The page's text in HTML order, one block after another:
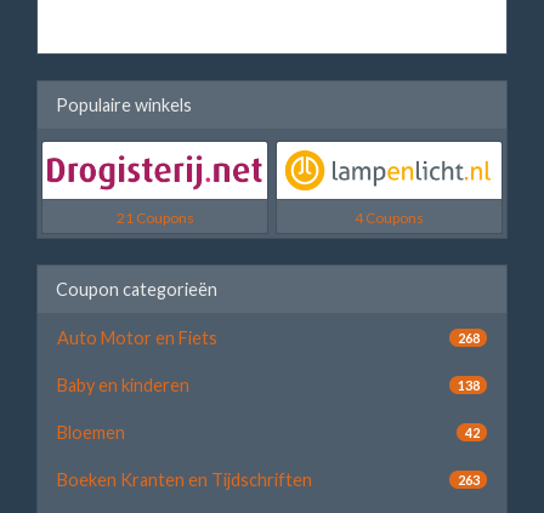
Populaire winkels
21 Coupons 4 Coupons
Coupon categorieën
Auto Motor en Fiets 268
Baby en kinderen 138
Bloemen 42
Boeken Kranten en Tijdschriften 263